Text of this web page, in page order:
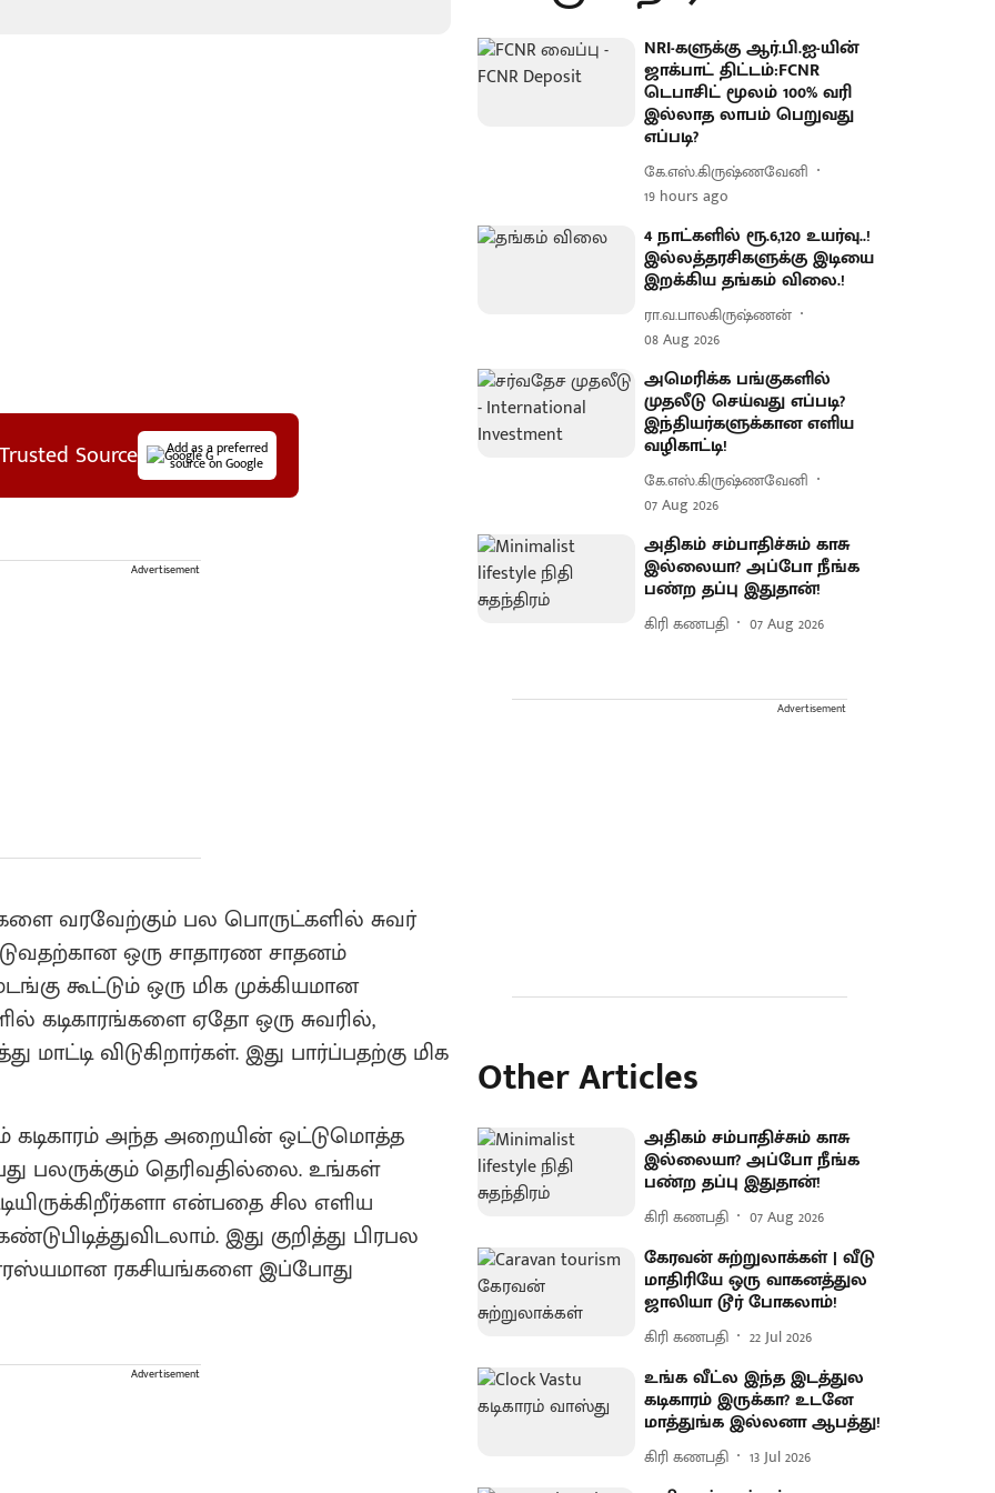
Source Add as a preferred
source on Google
Advertisement
வரவேற்கும் பல பொருட்களில் சுவர்
ஒரு சாதாரண சாதனம்
கூட்டும் ஒரு மிக முக்கியமான
கடிகாரங்களை ஏதோ ஒரு சுவரில்,
விடுகிறார்கள். இது பார்ப்பதற்கு மிக
கடிகாரம் அந்த அறையின் ஒட்டுமொத்த
பலருக்கும் தெரிவதில்லை. உங்கள்
என்பதை சில எளிய
இது குறித்து பிரபல
ரகசியங்களை இப்போது
Advertisement
NRI-களுக்கு ஆர்.பி.ஐ-யின்
ஜாக்பாட் திட்டம்:FCNR
டெபாசிட் மூலம் 100% வரி
இல்லாத லாபம் பெறுவது
எப்படி?
கே.எஸ்.கிருஷ்ணவேனி
19 hours ago
4 நாட்களில் ரூ.6,120 உயர்வு..!
இல்லத்தரசிகளுக்கு இடியை
இறக்கிய தங்கம் விலை.!
ரா.வ.பாலகிருஷ்ணன்
08 Aug 2026
அமெரிக்க பங்குகளில்
முதலீடு செய்வது எப்படி?
இந்தியர்களுக்கான எளிய
வழிகாட்டி!
கே.எஸ்.கிருஷ்ணவேனி
07 Aug 2026
அதிகம் சம்பாதிச்சும் காசு
இல்லையா? அப்போ நீங்க
பண்ற தப்பு இதுதான்!
கிரி கணபதி 07 Aug 2026
Advertisement
Other Articles
அதிகம் சம்பாதிச்சும் காசு
இல்லையா? அப்போ நீங்க
பண்ற தப்பு இதுதான்!
கிரி கணபதி 07 Aug 2026
கேரவன் சுற்றுலாக்கள் | வீடு
மாதிரியே ஒரு வாகனத்துல
ஜாலியா டூர் போகலாம்!
கிரி கணபதி 22 Jul 2026
உங்க வீட்ல இந்த இடத்துல
கடிகாரம் இருக்கா? உடனே
மாத்துங்க இல்லனா ஆபத்து!
கிரி கணபதி 13 Jul 2026